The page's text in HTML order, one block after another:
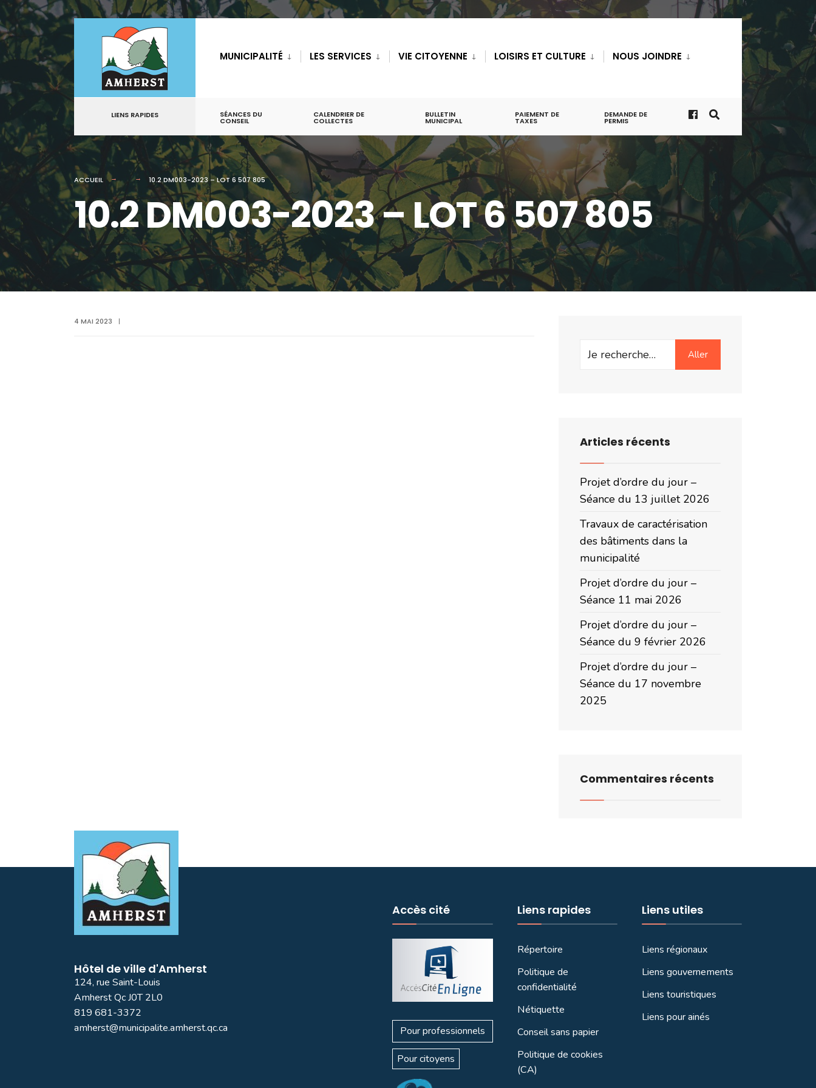
contenu
MUNICIPALITÉ LES SERVICES VIE CITOYENNE LOISIRS ET CULTURE NOUS JOINDRE
LIENS RAPIDES SÉANCES DU
CONSEIL
CALENDRIER DE
COLLECTES
BULLETIN
MUNICIPAL
PAIEMENT DE
TAXES
DEMANDE DE
PERMIS
ACCUEIL 10.2 DM003-2023 – LOT 6 507 805
10.2 DM003-2023 – LOT 6 507 805
4 MAI 2023 |
Search
Aller
Articles récents
Projet d’ordre du jour –
Séance du 13 juillet 2026
Travaux de caractérisation
des bâtiments dans la
municipalité
Projet d’ordre du jour –
Séance 11 mai 2026
Projet d’ordre du jour –
Séance du 9 février 2026
Projet d’ordre du jour –
Séance du 17 novembre
2025
Commentaires récents
Hôtel de ville d'Amherst
124, rue Saint-Louis
Amherst Qc J0T 2L0
819 681-3372
amherst@municipalite.amherst.qc.ca
Accès cité
Pour professionnels
Pour citoyens
Liens rapides
Répertoire
Politique de
confidentialité
Nétiquette
Conseil sans papier
Politique de cookies
(CA)
Liens utiles
Liens régionaux
Liens gouvernements
Liens touristiques
Liens pour ainés